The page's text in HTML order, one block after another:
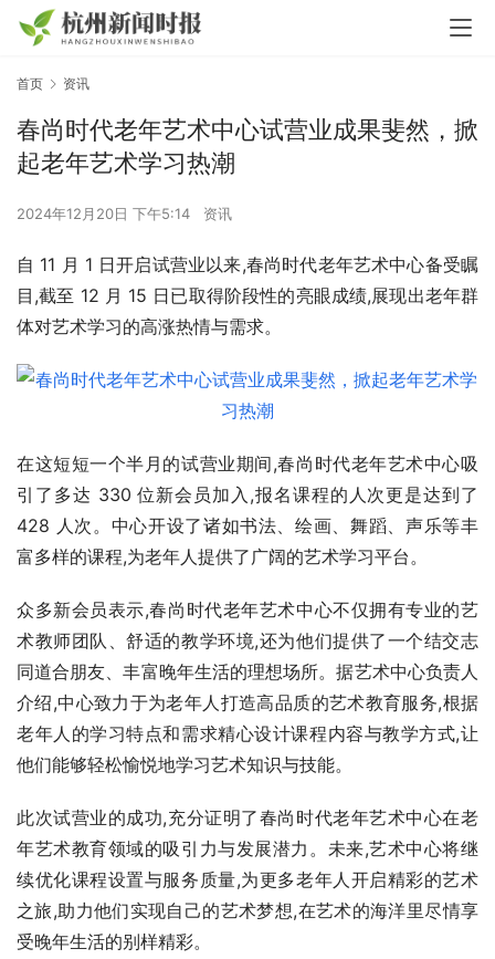
首页 资讯
春尚时代老年艺术中心试营业成果斐然，掀
起老年艺术学习热潮
2024年12月20日 下午5:14 资讯
自 11 月 1 日开启试营业以来,春尚时代老年艺术中心备受瞩
目,截至 12 月 15 日已取得阶段性的亮眼成绩,展现出老年群
体对艺术学习的高涨热情与需求。
在这短短一个半月的试营业期间,春尚时代老年艺术中心吸
引了多达 330 位新会员加入,报名课程的人次更是达到了
428 人次。中心开设了诸如书法、绘画、舞蹈、声乐等丰
富多样的课程,为老年人提供了广阔的艺术学习平台。
众多新会员表示,春尚时代老年艺术中心不仅拥有专业的艺
术教师团队、舒适的教学环境,还为他们提供了一个结交志
同道合朋友、丰富晚年生活的理想场所。据艺术中心负责人
介绍,中心致力于为老年人打造高品质的艺术教育服务,根据
老年人的学习特点和需求精心设计课程内容与教学方式,让
他们能够轻松愉悦地学习艺术知识与技能。
此次试营业的成功,充分证明了春尚时代老年艺术中心在老
年艺术教育领域的吸引力与发展潜力。未来,艺术中心将继
续优化课程设置与服务质量,为更多老年人开启精彩的艺术
之旅,助力他们实现自己的艺术梦想,在艺术的海洋里尽情享
受晚年生活的别样精彩。